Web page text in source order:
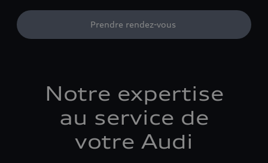
Prendre rendez-vous
Notre expertise
au service de
votre Audi